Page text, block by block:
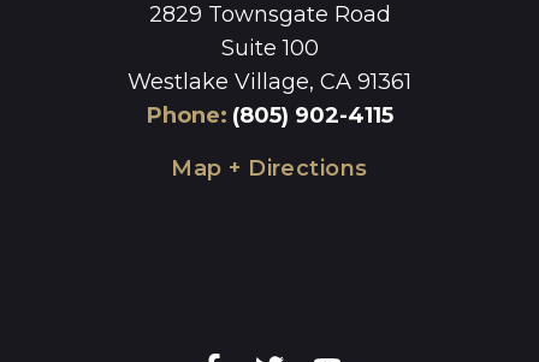
2829 Townsgate Road
Suite 100
Westlake Village, CA 91361
Phone: (805) 902-4115
Map + Directions